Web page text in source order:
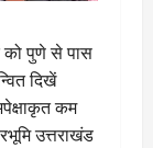
को पुणे से पास
दिखें
कम
उत्तराखंड